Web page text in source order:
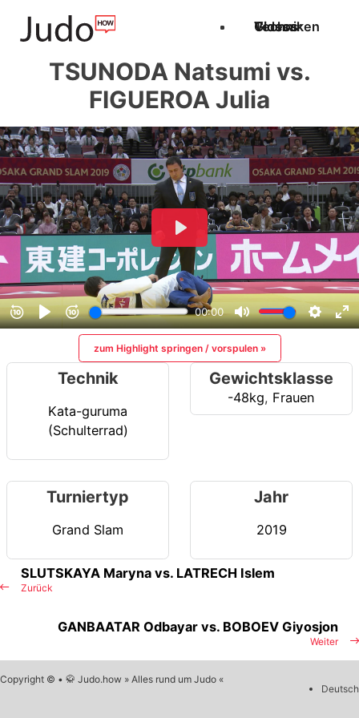
Techniken
Videos
Glossar
TSUNODA Natsumi vs.
FIGUEROA Julia
zum Highlight springen / vorspulen »
Technik
Kata-guruma
(Schulterrad)
Gewichtsklasse
-48kg, Frauen
Turniertyp
Grand Slam
Jahr
2019
Zurück
SLUTSKAYA Maryna vs. LATRECH Islem
Weiter
GANBAATAR Odbayar vs. BOBOEV Giyosjon
Copyright © • 🥋 Judo.how » Alles rund um Judo «
Deutsch